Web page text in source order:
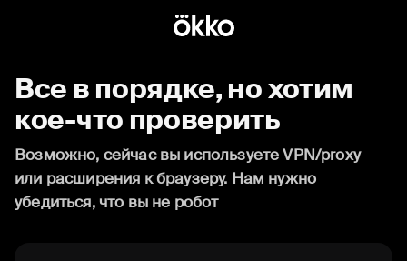
Все в порядке, но хотим
кое-что проверить
Возможно, сейчас вы используете VPN/proxy
или расширения к браузеру. Нам нужно
убедиться, что вы не робот